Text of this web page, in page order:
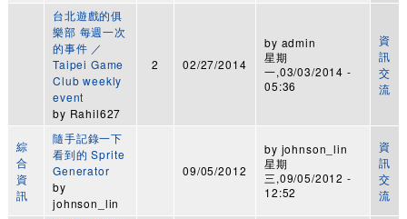
台北遊戲的俱
樂部 每週一次
的事件 ／
Taipei Game
Club weekly
event
by Rahil627
2 02/27/2014
by admin
星期
一,03/03/2014 -
05:36
資
訊
交
流
綜
合
資
訊
隨手記錄一下
看到的 Sprite
Generator
by
johnson_lin
09/05/2012
by johnson_lin
星期
三,09/05/2012 -
12:52
資
訊
交
流